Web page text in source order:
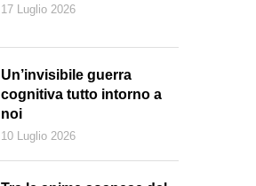
17 Luglio 2026
Un’invisibile guerra
cognitiva tutto intorno a
noi
10 Luglio 2026